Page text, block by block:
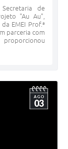
de
"Au Au",
EMEI Prof.ª
parceria com
proporcionou
AGO
03